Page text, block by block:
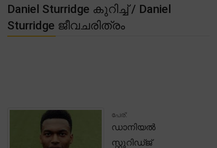
Daniel Sturridge കുറിച്ച് / Daniel
Sturridge ജീവചരിത്രം
പേര്:
ഡാനിയൽ
സ്റ്റുറിഡ്ജ്